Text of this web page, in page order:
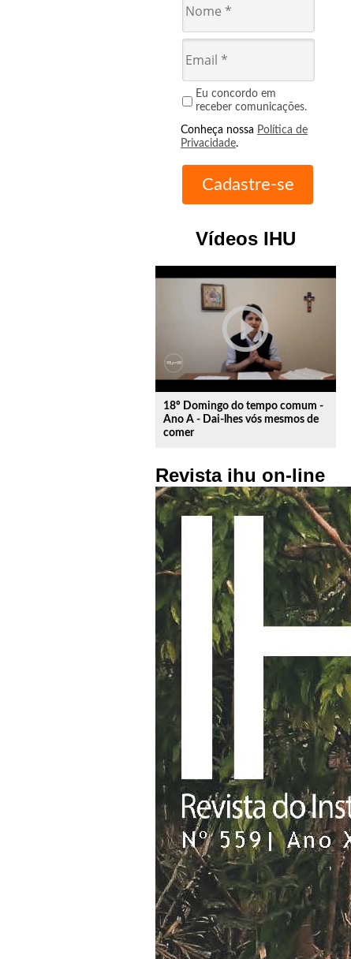
Eu concordo em
receber comunicações.
Conheça nossa Política de
Privacidade.
Vídeos IHU
play_circle_outline
18º Domingo do tempo comum -
Ano A - Dai-lhes vós mesmos de
comer
Revista ihu on-line